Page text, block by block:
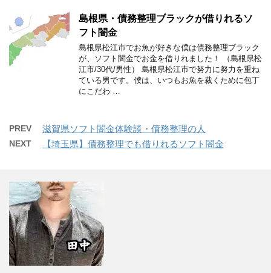
島根県・債務整理ブラックが借りれるソ
フト闇金
島根県松江市でお魚が好きな僕は債務整理ブラック
が、ソフト闇金でお金を借りれました！ （島根県松
江市/30代/男性） 島根県松江市で努力に努力を重ね
ている男です。僕は、いつもお魚を裁くために包丁
にこだわ …
PREV 滋賀県ソフト闇金体験談・債務整理の人
NEXT 【埼玉県】債務整理でも借りれるソフト闇金